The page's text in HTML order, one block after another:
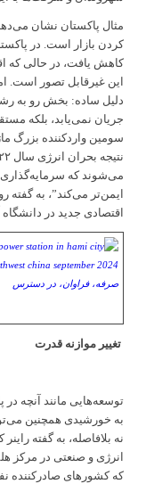
مثال پاکستان نشان
کاهش یافت، در حالی که
این غیرقابل تصور است.
دلیل ساده: بخش رو به
جریان نمی‌یابد، بلکه
سومین واردکننده بزرگ
می‌شوند که سرمایه‌گذاری
ایمن‌تر می‌کند”، به
اقتصادی جدید در
تغییر موازنه قدرت
توسعه‌هایی مانند آنچه در
به خورشیدی همچنین
نه بلافاصله، به گفته
انرژی و صنعتی در مرکز
که کشورهای صادرکننده